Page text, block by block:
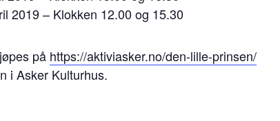
2019 – Klokken 12.00 og 15.30
på https://aktiviasker.no/den-lille-prinsen/
i Asker Kulturhus.